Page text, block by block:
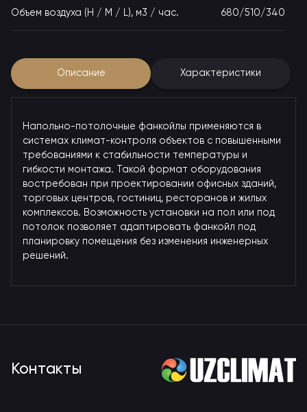
Объем воздуха (H / M / L), м3 / час. 680/510/340
Описание Характеристики
Напольно-потолочные фанкойлы применяются в
системах климат-контроля объектов с повышенными
требованиями к стабильности температуры и
гибкости монтажа. Такой формат оборудования
востребован при проектировании офисных зданий,
торговых центров, гостиниц, ресторанов и жилых
комплексов. Возможность установки на пол или под
потолок позволяет адаптировать фанкойл под
планировку помещения без изменения инженерных
решений.
Контакты